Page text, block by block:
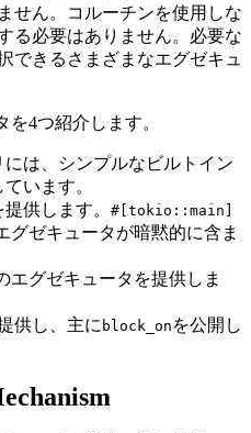
せん。コルーチンを使用しな
る必要はありません。必要な
できるさまざまなエグゼキュ
4つ紹介します。
には、シンプルなビルトイン
います。
供します。 #[tokio::main]
グゼキュータが暗黙的に含ま
エグゼキュータを提供しま
供し、主に block_on を公開し